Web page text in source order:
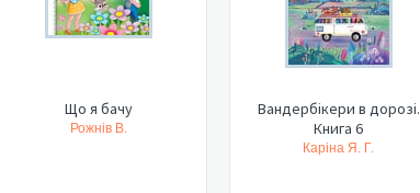
Що я бачу
Рожнів В.
Вандербікери в дорозі.
Книга 6
Каріна Я. Г.